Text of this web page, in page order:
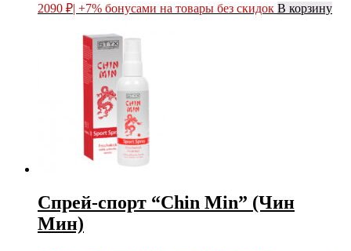
2090 ₽| +7% бонусами на товары без скидок В корзину
Спрей-спорт “Сhin Min” (Чин
Мин)